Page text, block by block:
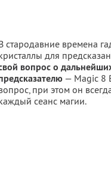
стародавние времена
для
вопрос о
— Magic 8
при этом он
сеанс магии.